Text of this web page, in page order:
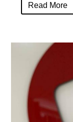
Read More